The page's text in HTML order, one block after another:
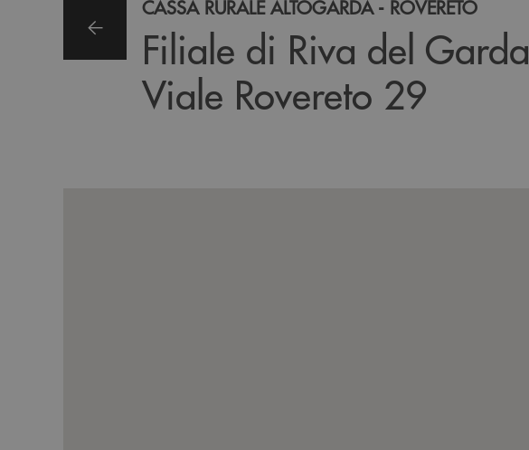
CASSA RURALE ALTOGARDA - ROVERETO
Filiale di Riva del Garda
Viale Rovereto 29